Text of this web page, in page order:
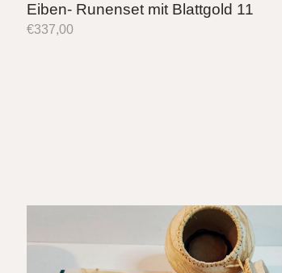
Eiben- Runenset mit Blattgold 11
€337,00